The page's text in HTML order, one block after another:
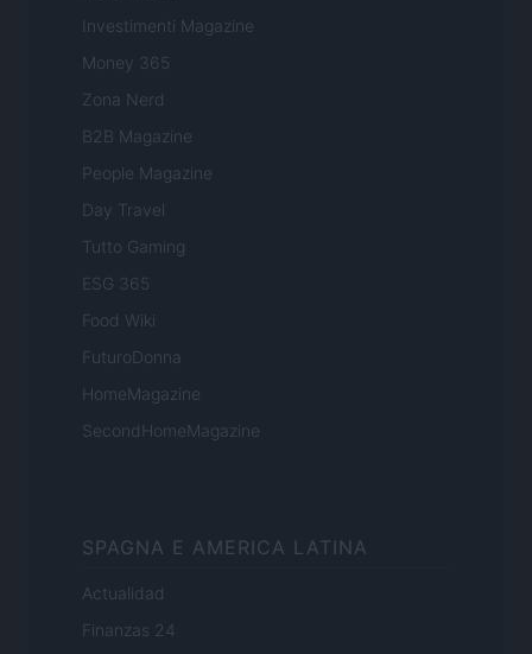
Investimenti Magazine
Money 365
Zona Nerd
B2B Magazine
People Magazine
Day Travel
Tutto Gaming
ESG 365
Food Wiki
FuturoDonna
HomeMagazine
SecondHomeMagazine
SPAGNA E AMERICA LATINA
Actualidad
Finanzas 24